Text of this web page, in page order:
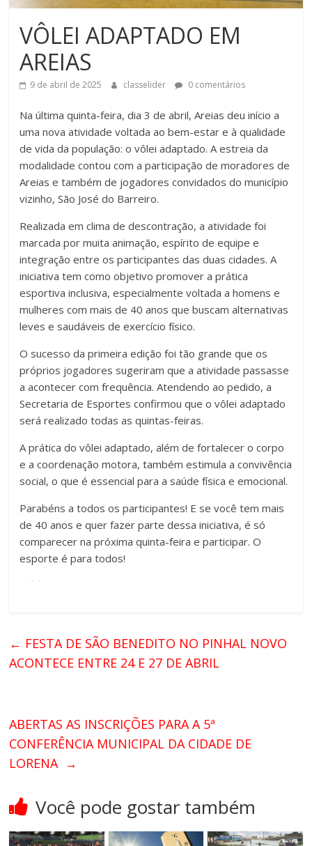
VÔLEI ADAPTADO EM
AREIAS
9 de abril de 2025 classelider 0 comentários
Na última quinta-feira, dia 3 de abril, Areias deu início a
uma nova atividade voltada ao bem-estar e à qualidade
de vida da população: o vôlei adaptado. A estreia da
modalidade contou com a participação de moradores de
Areias e também de jogadores convidados do município
vizinho, São José do Barreiro.
Realizada em clima de descontração, a atividade foi
marcada por muita animação, espírito de equipe e
integração entre os participantes das duas cidades. A
iniciativa tem como objetivo promover a prática
esportiva inclusiva, especialmente voltada a homens e
mulheres com mais de 40 anos que buscam alternativas
leves e saudáveis de exercício físico.
O sucesso da primeira edição foi tão grande que os
próprios jogadores sugeriram que a atividade passasse
a acontecer com frequência. Atendendo ao pedido, a
Secretaria de Esportes confirmou que o vôlei adaptado
será realizado todas as quintas-feiras.
A prática do vôlei adaptado, além de fortalecer o corpo
e a coordenação motora, também estimula a convivência
social, o que é essencial para a saúde física e emocional.
Parabéns a todos os participantes! E se você tem mais
de 40 anos e quer fazer parte dessa iniciativa, é só
comparecer na próxima quinta-feira e participar. O
esporte é para todos!
← FESTA DE SÃO BENEDITO NO PINHAL NOVO
ACONTECE ENTRE 24 E 27 DE ABRIL
ABERTAS AS INSCRIÇÕES PARA A 5ª
CONFERÊNCIA MUNICIPAL DA CIDADE DE
LORENA →
Você pode gostar também